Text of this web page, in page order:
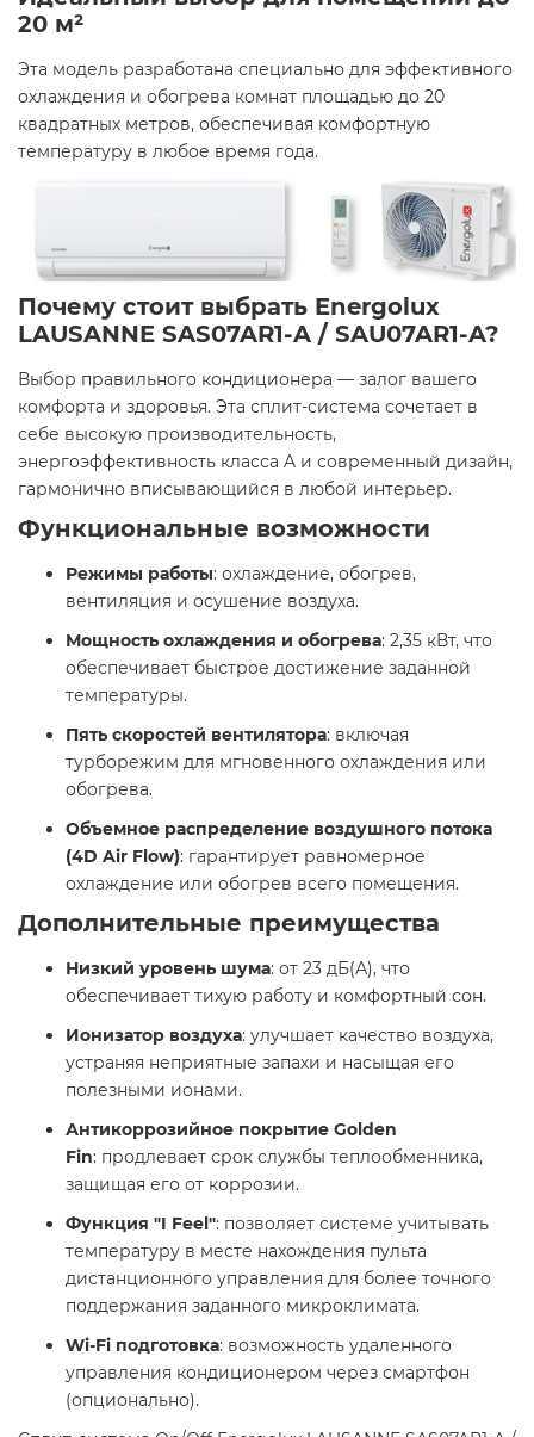
20 м²
Эта модель разработана специально для эффективного
охлаждения и обогрева комнат площадью до 20
квадратных метров, обеспечивая комфортную
температуру в любое время года.​
Почему стоит выбрать Energolux
LAUSANNE SAS07AR1-A / SAU07AR1-A?
Выбор правильного кондиционера — залог вашего
комфорта и здоровья. Эта сплит-система сочетает в
себе высокую производительность,
энергоэффективность класса A и современный дизайн,
гармонично вписывающийся в любой интерьер.​
Функциональные возможности
Режимы работы: охлаждение, обогрев,
вентиляция и осушение воздуха.​
Мощность охлаждения и обогрева: 2,35 кВт, что
обеспечивает быстрое достижение заданной
температуры.​
Пять скоростей вентилятора: включая
турборежим для мгновенного охлаждения или
обогрева.​
Объемное распределение воздушного потока
(4D Air Flow): гарантирует равномерное
охлаждение или обогрев всего помещения.​
Дополнительные преимущества
Низкий уровень шума: от 23 дБ(А), что
обеспечивает тихую работу и комфортный сон.​
Ионизатор воздуха: улучшает качество воздуха,
устраняя неприятные запахи и насыщая его
полезными ионами.​
Антикоррозийное покрытие Golden
Fin: продлевает срок службы теплообменника,
защищая его от коррозии.​
Функция "I Feel": позволяет системе учитывать
температуру в месте нахождения пульта
дистанционного управления для более точного
поддержания заданного микроклимата.​
Wi-Fi подготовка: возможность удаленного
управления кондиционером через смартфон
(опционально).​